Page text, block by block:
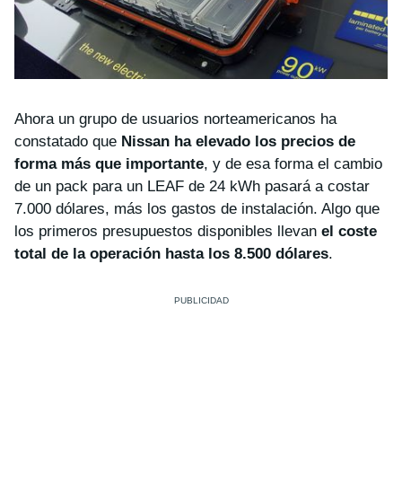
Ahora un grupo de usuarios norteamericanos ha
constatado que Nissan ha elevado los precios de
forma más que importante, y de esa forma el cambio
de un pack para un LEAF de 24 kWh pasará a costar
7.000 dólares, más los gastos de instalación. Algo que
los primeros presupuestos disponibles llevan el coste
total de la operación hasta los 8.500 dólares.